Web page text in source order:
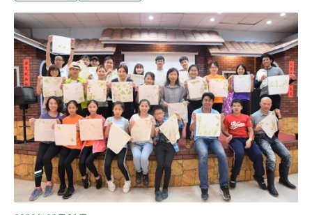
有絕佳修復及抗發炎效果，便開發多項美容產品，萃取的
餘物也能轉變成肥分，成功將綠癌變成綠金，兼顧經濟與
環保。吳裕仁以研究成果「小花蔓澤蘭萃取物用途」參
賽，獲得「2020第十六屆IIP－國際傑出發明家學術國光獎
章」及「2020 第十一屆IIIC國際創新發明競賽－國際創新
發明金牌獎」雙獎。